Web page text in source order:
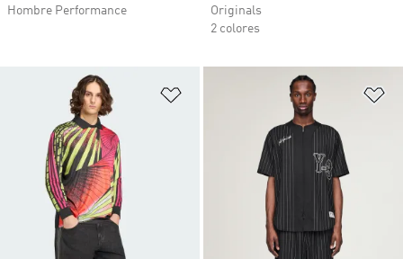
Hombre Performance
Originals
2 colores
Añadir a la lista de deseos